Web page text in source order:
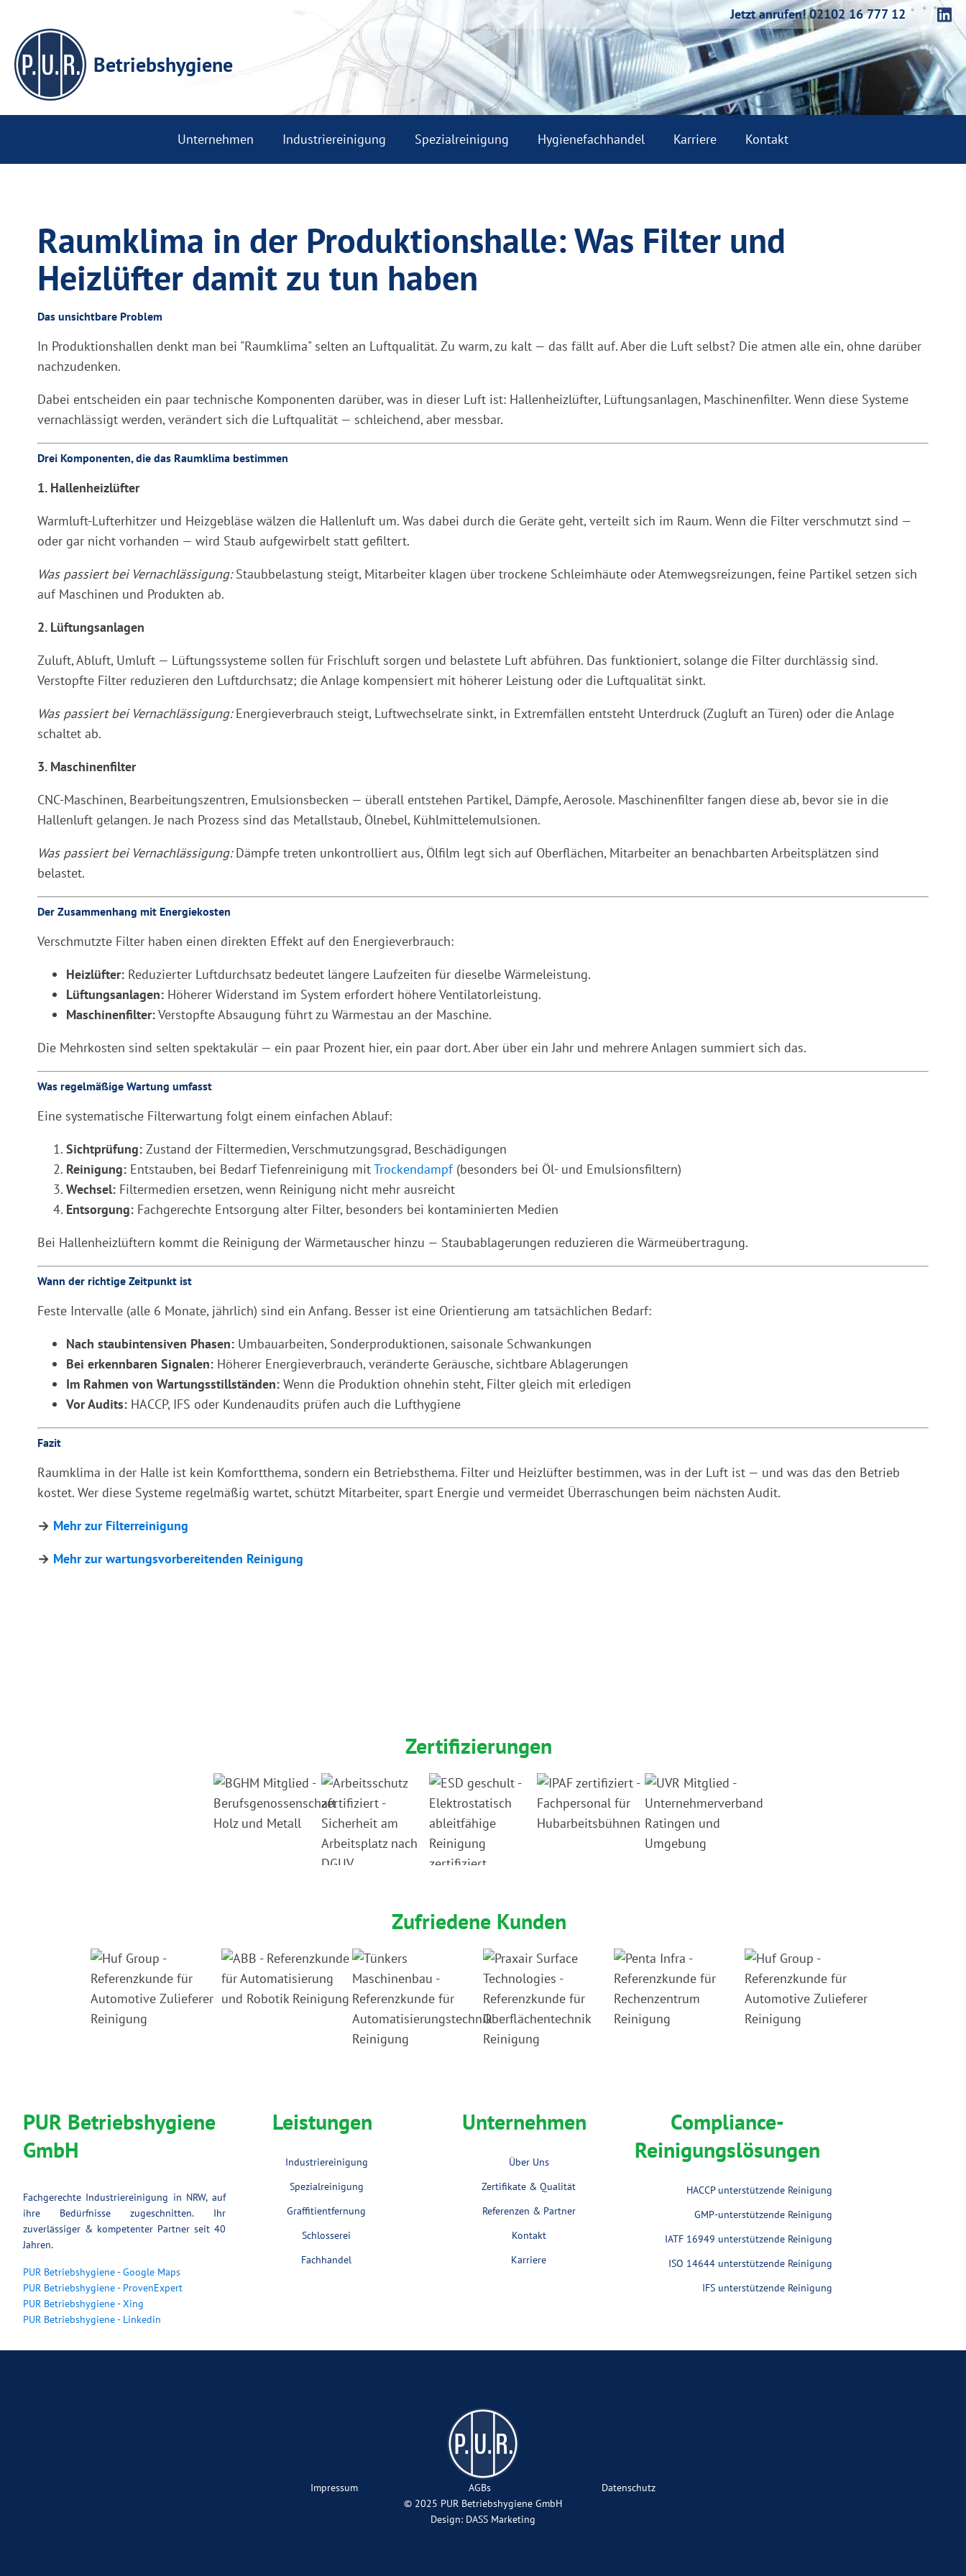
Jetzt anrufen! 02102 16 777 12
Betriebshygiene
Unternehmen Industriereinigung Spezialreinigung Hygienefachhandel Karriere Kontakt
Raumklima in der Produktionshalle: Was Filter und
Heizlüfter damit zu tun haben
Das unsichtbare Problem
In Produktionshallen denkt man bei "Raumklima" selten an Luftqualität. Zu warm, zu kalt — das fällt auf. Aber die Luft selbst? Die atmen alle ein, ohne darüber
nachzudenken.
Dabei entscheiden ein paar technische Komponenten darüber, was in dieser Luft ist: Hallenheizlüfter, Lüftungsanlagen, Maschinenfilter. Wenn diese Systeme
vernachlässigt werden, verändert sich die Luftqualität — schleichend, aber messbar.
Drei Komponenten, die das Raumklima bestimmen
1. Hallenheizlüfter
Warmluft-Lufterhitzer und Heizgebläse wälzen die Hallenluft um. Was dabei durch die Geräte geht, verteilt sich im Raum. Wenn die Filter verschmutzt sind —
oder gar nicht vorhanden — wird Staub aufgewirbelt statt gefiltert.
Was passiert bei Vernachlässigung:Staubbelastung steigt, Mitarbeiter klagen über trockene Schleimhäute oder Atemwegsreizungen, feine Partikel setzen sich
auf Maschinen und Produkten ab.
2. Lüftungsanlagen
Zuluft, Abluft, Umluft — Lüftungssysteme sollen für Frischluft sorgen und belastete Luft abführen. Das funktioniert, solange die Filter durchlässig sind.
Verstopfte Filter reduzieren den Luftdurchsatz; die Anlage kompensiert mit höherer Leistung oder die Luftqualität sinkt.
Was passiert bei Vernachlässigung:Energieverbrauch steigt, Luftwechselrate sinkt, in Extremfällen entsteht Unterdruck (Zugluft an Türen) oder die Anlage
schaltet ab.
3. Maschinenfilter
CNC-Maschinen, Bearbeitungszentren, Emulsionsbecken — überall entstehen Partikel, Dämpfe, Aerosole. Maschinenfilter fangen diese ab, bevor sie in die
Hallenluft gelangen. Je nach Prozess sind das Metallstaub, Ölnebel, Kühlmittelemulsionen.
Was passiert bei Vernachlässigung:Dämpfe treten unkontrolliert aus, Ölfilm legt sich auf Oberflächen, Mitarbeiter an benachbarten Arbeitsplätzen sind
belastet.
Der Zusammenhang mit Energiekosten
Verschmutzte Filter haben einen direkten Effekt auf den Energieverbrauch:
Heizlüfter: Reduzierter Luftdurchsatz bedeutet längere Laufzeiten für dieselbe Wärmeleistung.
Lüftungsanlagen: Höherer Widerstand im System erfordert höhere Ventilatorleistung.
Maschinenfilter:Verstopfte Absaugung führt zu Wärmestau an der Maschine.
Die Mehrkosten sind selten spektakulär — ein paar Prozent hier, ein paar dort. Aber über ein Jahr und mehrere Anlagen summiert sich das.
Was regelmäßige Wartung umfasst
Eine systematische Filterwartung folgt einem einfachen Ablauf:
Sichtprüfung: Zustand der Filtermedien, Verschmutzungsgrad, Beschädigungen
Reinigung: Entstauben, bei Bedarf Tiefenreinigung mitTrockendampf(besonders bei Öl- und Emulsionsfiltern)
Wechsel: Filtermedien ersetzen, wenn Reinigung nicht mehr ausreicht
Entsorgung: Fachgerechte Entsorgung alter Filter, besonders bei kontaminierten Medien
Bei Hallenheizlüftern kommt die Reinigung der Wärmetauscher hinzu — Staubablagerungen reduzieren die Wärmeübertragung.
Wann der richtige Zeitpunkt ist
Feste Intervalle (alle 6 Monate, jährlich) sind ein Anfang. Besser ist eine Orientierung am tatsächlichen Bedarf:
Nach staubintensiven Phasen: Umbauarbeiten, Sonderproduktionen, saisonale Schwankungen
Bei erkennbaren Signalen: Höherer Energieverbrauch, veränderte Geräusche, sichtbare Ablagerungen
Im Rahmen von Wartungsstillständen: Wenn die Produktion ohnehin steht, Filter gleich mit erledigen
Vor Audits: HACCP, IFS oder Kundenaudits prüfen auch die Lufthygiene
Fazit
Raumklima in der Halle ist kein Komfortthema, sondern ein Betriebsthema. Filter und Heizlüfter bestimmen, was in der Luft ist — und was das den Betrieb
kostet. Wer diese Systeme regelmäßig wartet, schützt Mitarbeiter, spart Energie und vermeidet Überraschungen beim nächsten Audit.
→ Mehr zur Filterreinigung
→ Mehr zur wartungsvorbereitenden Reinigung
Zertifizierungen
Zufriedene Kunden
PUR Betriebshygiene
GmbH
Fachgerechte Industriereinigung in NRW, auf
ihre Bedürfnisse zugeschnitten. Ihr
zuverlässiger & kompetenter Partner seit 40
Jahren.
PUR Betriebshygiene - Google Maps
PUR Betriebshygiene - ProvenExpert
PUR Betriebshygiene - Xing
PUR Betriebshygiene - Linkedin
Leistungen
Industriereinigung
Spezialreinigung
Graffitientfernung
Schlosserei
Fachhandel
Unternehmen
Über Uns
Zertifikate & Qualität
Referenzen & Partner
Kontakt
Karriere
Compliance-
Reinigungslösungen
HACCP unterstützende Reinigung
GMP-unterstützende Reinigung
IATF 16949 unterstützende Reinigung
ISO 14644 unterstützende Reinigung
IFS unterstützende Reinigung
Impressum AGBs
Datenschutz
© 2025 PUR Betriebshygiene GmbH
Design: DASS Marketing